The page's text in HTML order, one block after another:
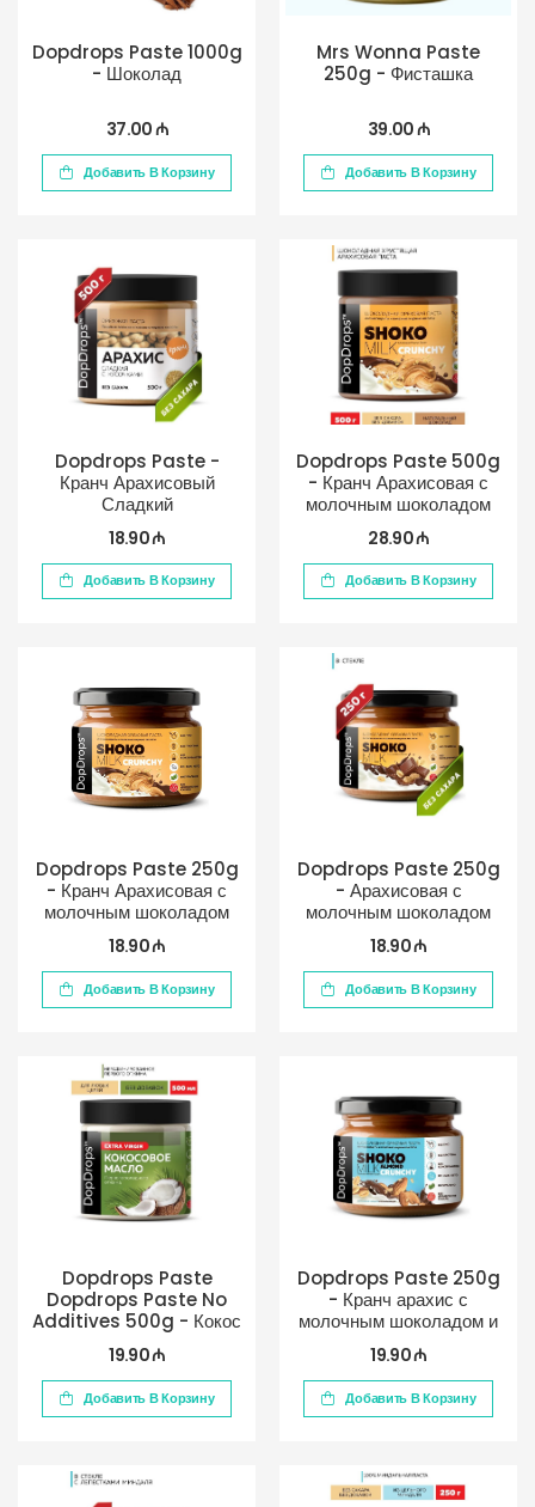
Dopdrops Paste 1000g
- Шоколад
37.00 ₼
Добавить В Корзину
Mrs Wonna Paste
250g - Фисташка
39.00 ₼
Добавить В Корзину
Dopdrops Paste -
Кранч Арахисовый
Сладкий
18.90 ₼
Добавить В Корзину
Dopdrops Paste 500g
- Кранч Арахисовая с
молочным шоколадом
28.90 ₼
Добавить В Корзину
Dopdrops Paste 250g
- Кранч Арахисовая с
молочным шоколадом
18.90 ₼
Добавить В Корзину
Dopdrops Paste 250g
- Арахисовая с
молочным шоколадом
18.90 ₼
Добавить В Корзину
Dopdrops Paste
Dopdrops Paste No
Additives 500g - Кокос
19.90 ₼
Добавить В Корзину
Dopdrops Paste 250g
- Кранч арахис с
молочным шоколадом и
миндалем
19.90 ₼
Добавить В Корзину